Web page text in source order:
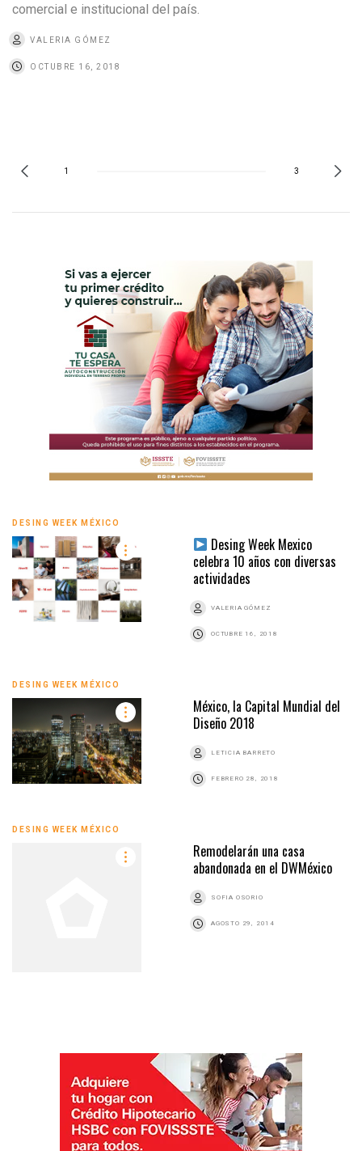
comercial e institucional del país.
VALERIA GÓMEZ
OCTUBRE 16, 2018
1 3
DESING WEEK MÉXICO
Desing Week Mexico
celebra 10 años con diversas
actividades
VALERIA GÓMEZ
OCTUBRE 16, 2018
DESING WEEK MÉXICO
México, la Capital Mundial del
Diseño 2018
LETICIA BARRETO
FEBRERO 28, 2018
DESING WEEK MÉXICO
Remodelarán una casa
abandonada en el DWMéxico
SOFIA OSORIO
AGOSTO 29, 2014